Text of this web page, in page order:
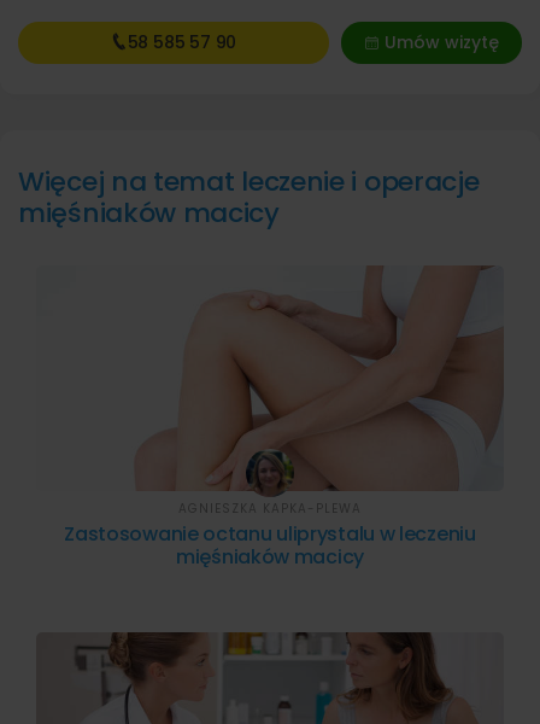
Umów wizytę
58 585 57 90
Więcej na temat leczenie i operacje
mięśniaków macicy
Zastosowanie octanu uliprystalu w leczeniu
mięśniaków macicy
AGNIESZKA KAPKA-PLEWA